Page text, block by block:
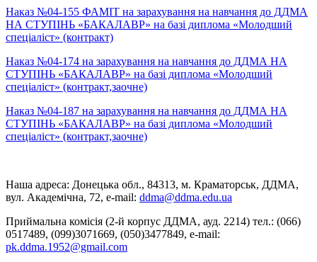
Наказ №04-155 ФАМІТ на зарахування на навчання до ДДМА
НА СТУПІНЬ «БАКАЛАВР» на базі диплома «Молодший
спеціаліст» (контракт)
Наказ №04-174 на зарахування на навчання до ДДМА НА
СТУПІНЬ «БАКАЛАВР» на базі диплома «Молодший
спеціаліст» (контракт,заочне)
Наказ №04-187 на зарахування на навчання до ДДМА НА
СТУПІНЬ «БАКАЛАВР» на базі диплома «Молодший
спеціаліст» (контракт,заочне)
Наша адреса: Донецька обл., 84313, м. Краматорськ, ДДМА,
вул. Академічна, 72, е-mail: ddma@ddma.edu.ua
Приймальна комісія (2-й корпус ДДМА, ауд. 2214) тел.: (066)
0517489, (099)3071669, (050)3477849, e-mail:
pk.ddma.1952@gmail.com